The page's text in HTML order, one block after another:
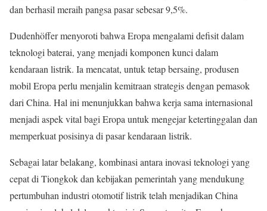
dan berhasil meraih pangsa pasar sebesar 9,5%.
Dudenhöffer menyoroti bahwa Eropa mengalami defisit dalam
teknologi baterai, yang menjadi komponen kunci dalam
kendaraan listrik. Ia mencatat, untuk tetap bersaing, produsen
mobil Eropa perlu menjalin kemitraan strategis dengan pemasok
dari China. Hal ini menunjukkan bahwa kerja sama internasional
menjadi aspek vital bagi Eropa untuk mengejar ketertinggalan dan
memperkuat posisinya di pasar kendaraan listrik.
Sebagai latar belakang, kombinasi antara inovasi teknologi yang
cepat di Tiongkok dan kebijakan pemerintah yang mendukung
pertumbuhan industri otomotif listrik telah menjadikan China